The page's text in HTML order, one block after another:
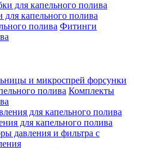
капельного полива
Фитинги
и микроспрей форсунки
Комплекты
для капельного полива